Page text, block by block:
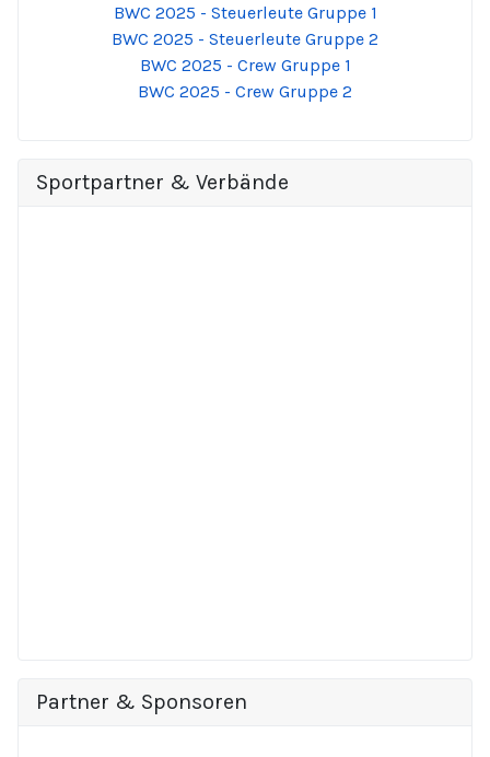
BWC 2025 - Steuerleute Gruppe 1
BWC 2025 - Steuerleute Gruppe 2
BWC 2025 - Crew Gruppe 1
BWC 2025 - Crew Gruppe 2
Sportpartner & Verbände
Partner & Sponsoren